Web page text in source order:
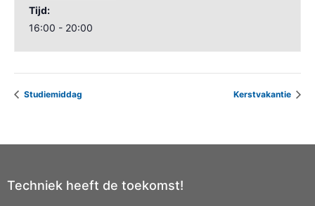
Tijd:
16:00 - 20:00
Studiemiddag Kerstvakantie
Techniek heeft de toekomst!